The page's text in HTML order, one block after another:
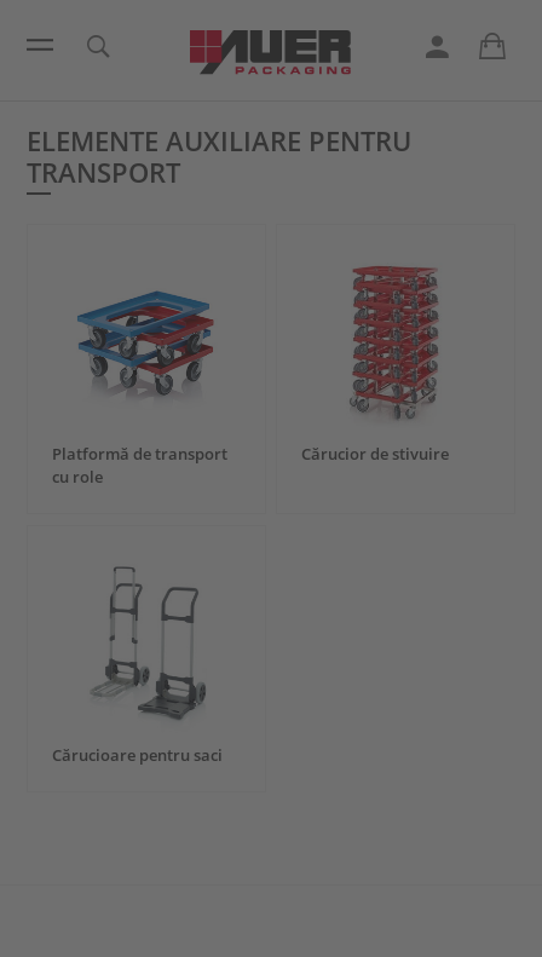
ELEMENTE AUXILIARE PENTRU
TRANSPORT
Platformă de transport
cu role
Cărucior de stivuire
Cărucioare pentru saci